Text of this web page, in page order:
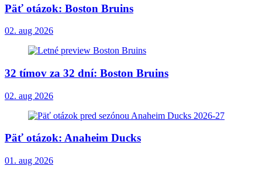
Päť otázok: Boston Bruins
02. aug 2026
32 tímov za 32 dní: Boston Bruins
02. aug 2026
Päť otázok: Anaheim Ducks
01. aug 2026